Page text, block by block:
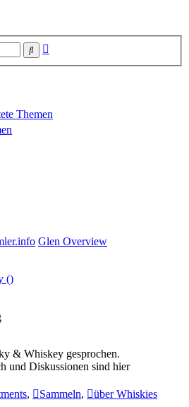
Suche
Themen
Glen Overview
()
& Whiskey gesprochen.
und Diskussionen sind hier
, Sammeln,
über Whiskies